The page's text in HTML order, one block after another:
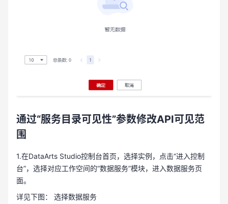
通过“服务目录可见性”参数修改API可见范
围
1.在DataArts Studio控制台首页，选择实例，点击“进入控制
台”，选择对应工作空间的“数据服务”模块，进入数据服务页
面。
详见下图： 选择数据服务